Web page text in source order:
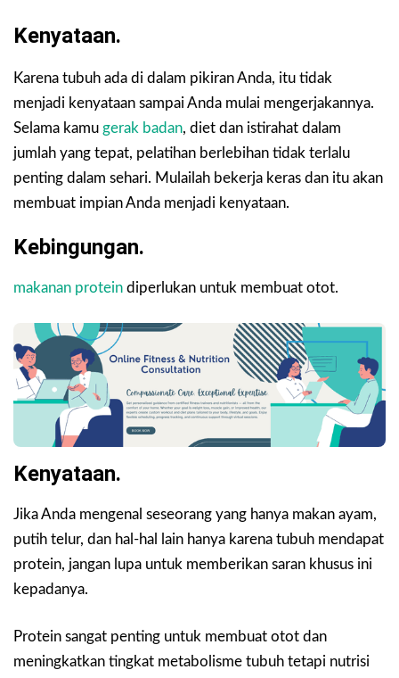
Kenyataan.
Karena tubuh ada di dalam pikiran Anda, itu tidak
menjadi kenyataan sampai Anda mulai mengerjakannya.
Selama kamu gerak badan, diet dan istirahat dalam
jumlah yang tepat, pelatihan berlebihan tidak terlalu
penting dalam sehari. Mulailah bekerja keras dan itu akan
membuat impian Anda menjadi kenyataan.
Kebingungan.
makanan protein diperlukan untuk membuat otot.
Kenyataan.
Jika Anda mengenal seseorang yang hanya makan ayam,
putih telur, dan hal-hal lain hanya karena tubuh mendapat
protein, jangan lupa untuk memberikan saran khusus ini
kepadanya.
Protein sangat penting untuk membuat otot dan
meningkatkan tingkat metabolisme tubuh tetapi nutrisi